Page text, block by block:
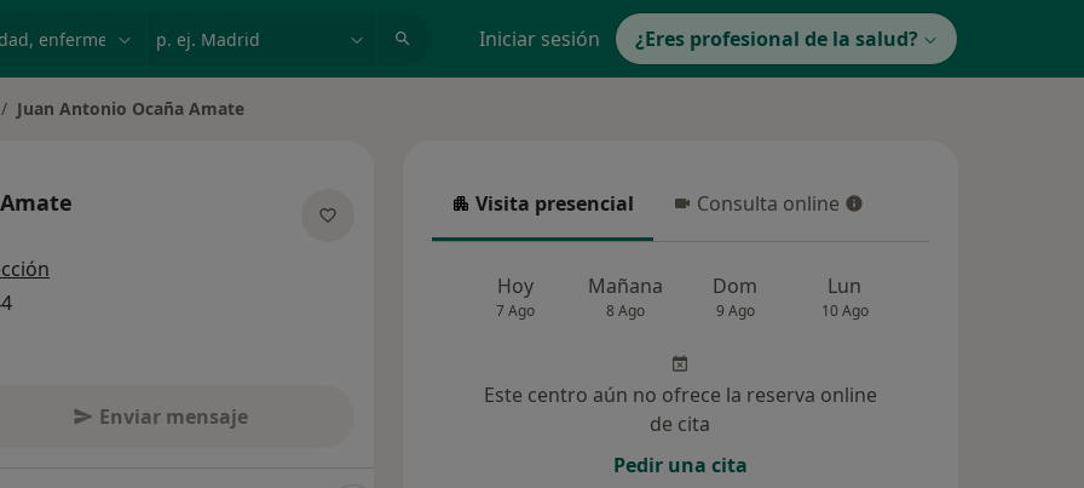
Iniciar sesión ¿Eres profesional de la salud?
Juan Antonio Ocaña Amate
Enviar mensaje
Visita presencial
Visita presencial Consulta online
Consulta online
Hoy
7 Ago
Mañana
8 Ago
Dom
9 Ago
Lun
10 Ago
Este centro aún no ofrece la reserva online
de cita
Pedir una cita